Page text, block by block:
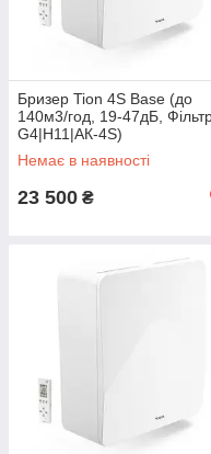
Бризер Tion 4S Base (до
140м3/год, 19-47дБ,
G4|H11|АК-4S)
Немає в наявності
23 500 ₴